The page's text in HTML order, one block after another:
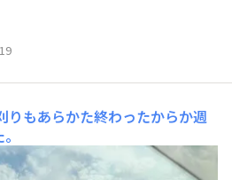
りもあらかた終わったからか週